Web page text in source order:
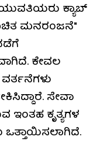
ಕ್ಯಾಬ್
ಮನರಂಜನೆ"
ಕೇವಲ
ಸೇವಾ
ಕೃತ್ಯಗಳ
ಒತ್ತಾಯಿಸಲಾಗಿದೆ.